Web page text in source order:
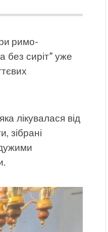
римо-
без сиріт” уже
лікувалася від
зібрані